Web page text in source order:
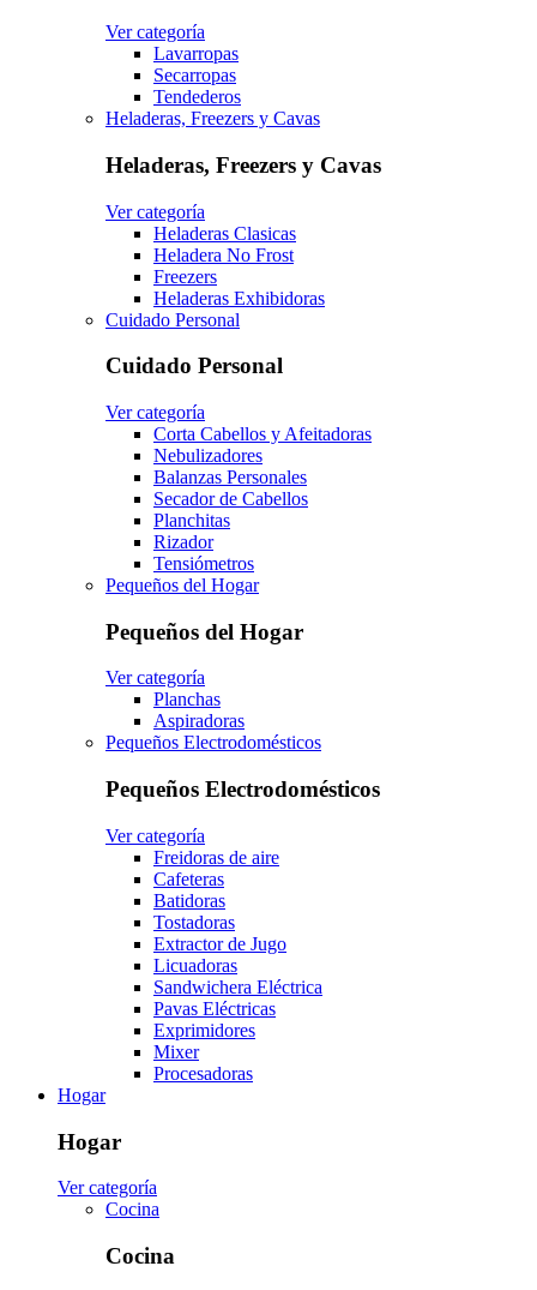
Ver categoría
Lavarropas
Secarropas
Tendederos
Heladeras, Freezers y Cavas
Heladeras, Freezers y Cavas
Ver categoría
Heladeras Clasicas
Heladera No Frost
Freezers
Heladeras Exhibidoras
Cuidado Personal
Cuidado Personal
Ver categoría
Corta Cabellos y Afeitadoras
Nebulizadores
Balanzas Personales
Secador de Cabellos
Planchitas
Rizador
Tensiómetros
Pequeños del Hogar
Pequeños del Hogar
Ver categoría
Planchas
Aspiradoras
Pequeños Electrodomésticos
Pequeños Electrodomésticos
Ver categoría
Freidoras de aire
Cafeteras
Batidoras
Tostadoras
Extractor de Jugo
Licuadoras
Sandwichera Eléctrica
Pavas Eléctricas
Exprimidores
Mixer
Procesadoras
Hogar
Hogar
Ver categoría
Cocina
Cocina